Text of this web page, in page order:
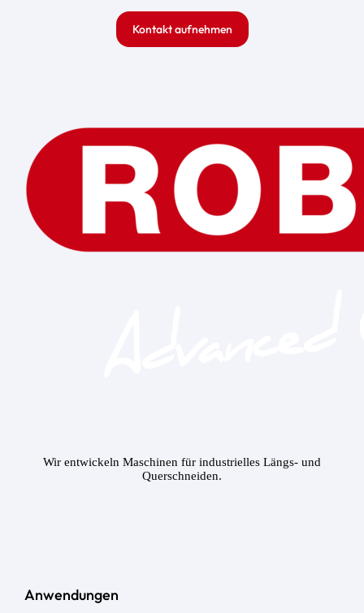
Kontakt aufnehmen
Wir entwickeln Maschinen für industrielles Längs- und
Querschneiden.
Anwendungen